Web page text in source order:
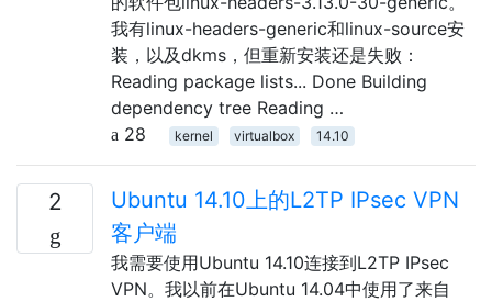
我有linux-headers-generic和linux-source安
装，以及dkms，但重新安装还是失败：
Reading package lists... Done Building
dependency tree Reading …
28
kernel virtualbox 14.10
2
Ubuntu 14.10上的L2TP IPsec VPN
客户端
我需要使用Ubuntu 14.10连接到L2TP IPsec
VPN。我以前在Ubuntu 14.04中使用了来自